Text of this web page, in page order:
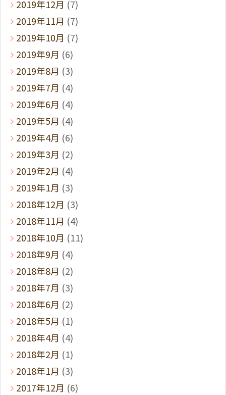
2019年12月 (7)
2019年11月 (7)
2019年10月 (7)
2019年9月 (6)
2019年8月 (3)
2019年7月 (4)
2019年6月 (4)
2019年5月 (4)
2019年4月 (6)
2019年3月 (2)
2019年2月 (4)
2019年1月 (3)
2018年12月 (3)
2018年11月 (4)
2018年10月 (11)
2018年9月 (4)
2018年8月 (2)
2018年7月 (3)
2018年6月 (2)
2018年5月 (1)
2018年4月 (4)
2018年2月 (1)
2018年1月 (3)
2017年12月 (6)